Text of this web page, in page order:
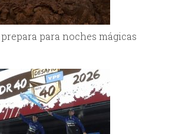
para noches mágicas